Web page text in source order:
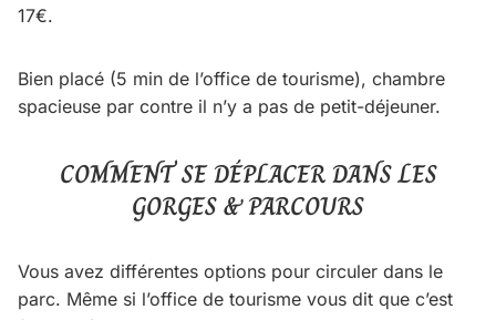
17€.
Bien placé (5 min de l’office de tourisme), chambre
spacieuse par contre il n’y a pas de petit-déjeuner.
COMMENT SE DÉPLACER DANS LES
GORGES & PARCOURS
Vous avez différentes options pour circuler dans le
parc. Même si l’office de tourisme vous dit que c’est